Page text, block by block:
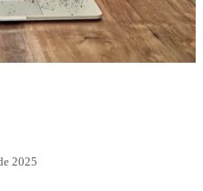
de guerra
2025